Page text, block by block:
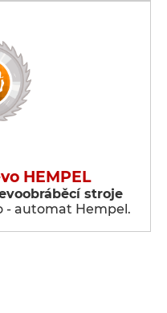
HEMPEL
stroje
- automat Hempel.